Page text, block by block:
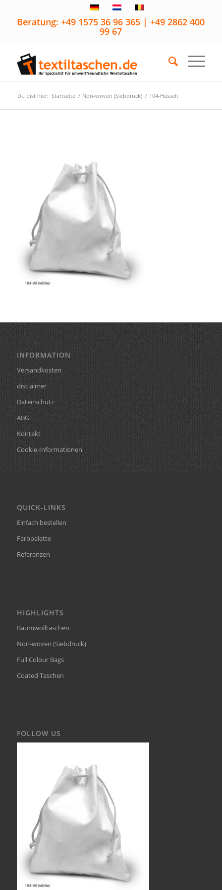
Beratung: +49 1575 36 96 365 | +49 2862 400
99 67
Du bist hier: Startseite / Non-woven (Siebdruck) / 104-Hasselt
INFORMATION
Versandkosten
disclaimer
Datenschutz
ABG
Kontakt
Cookie-Informationen
QUICK-LINKS
Einfach bestellen
Farbpalette
Referenzen
HIGHLIGHTS
Baumwolltaschen
Non-woven (Siebdruck)
Full Colour Bags
Coated Taschen
FOLLOW US